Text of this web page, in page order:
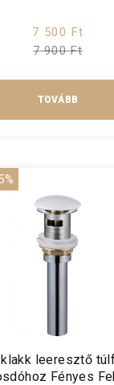
7 500 Ft
7 900 Ft
TOVÁBB
leeresztő
Fényes